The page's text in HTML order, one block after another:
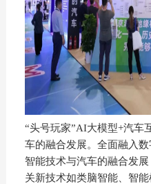
“头号玩家”AI大模型+汽车
车的融合发展。全面融入
智能技术与汽车的融合发
关新技术如类脑智能、智